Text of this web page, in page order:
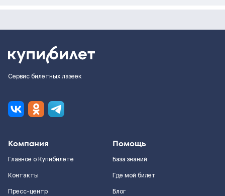
Сервис билетных лазеек
Компания
Главное о Купибилете
Контакты
Пресс-центр
Помощь
База знаний
Где мой билет
Блог